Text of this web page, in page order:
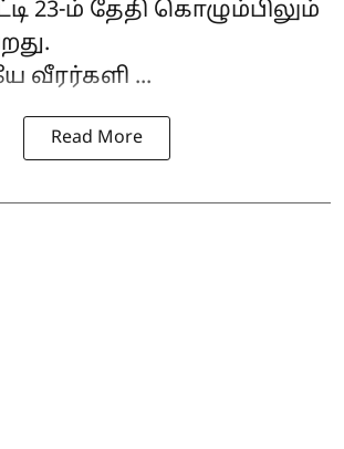
23-ம் தேதி கொழும்பிலும்
வீரர்களி ...
Read More